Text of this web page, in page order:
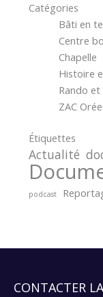
Catégories
Bâti en
Centre
Chapelle
Histoire
Rando
ZAC
Étiquettes
Actualité
podcast
CONTACTER